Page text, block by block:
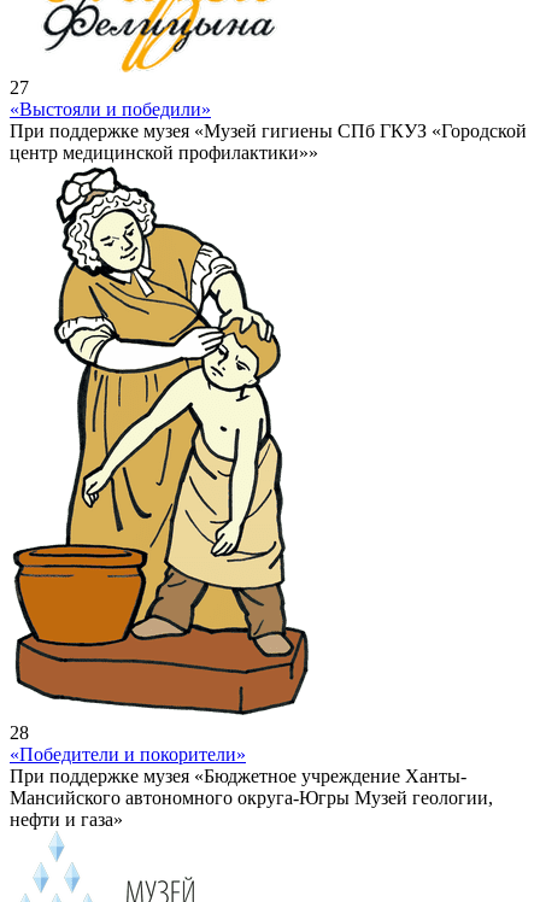
27
«Выстояли и победили»
При поддержке музея «Музей гигиены СПб ГКУЗ «Городской
центр медицинской профилактики»»
28
«Победители и покорители»
При поддержке музея «Бюджетное учреждение Ханты-
Мансийского автономного округа-Югры Музей геологии,
нефти и газа»